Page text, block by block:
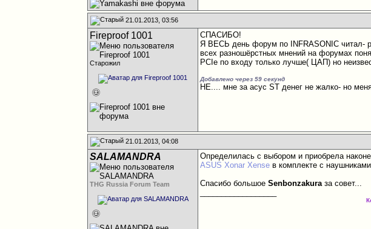
21.01.2013, 03:56
Fireproof 1001
Старожил
СПАСИБО!
Я ВЕСЬ день форум по INFRASONIC читал-
всех разношёрстных мнений на форумах
PCIe по входу только лучше( ЦАП) но
Добавлено через 59 секунд
НЕ.... мне за асус ST денег не жалко- но
21.01.2013, 04:08
SALAMANDRA
THG Russia Forum Team
Определилась с выбором и приобрела
ASUS Xonar Xense в комплекте с
Спасибо большоеSenbonzakuraза совет...